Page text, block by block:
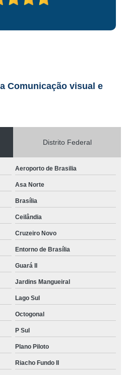
Comunicação visual e
Distrito Federal
Aeroporto de Brasilia
Asa Norte
Brasília
Ceilândia
Cruzeiro Novo
Entorno de Brasília
Guará II
Jardins Mangueiral
Lago Sul
Octogonal
P Sul
Plano Piloto
Riacho Fundo II